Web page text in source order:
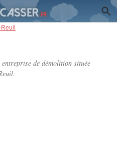
de démolition située